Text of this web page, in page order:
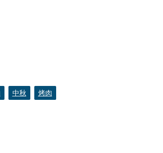
中秋
烤肉